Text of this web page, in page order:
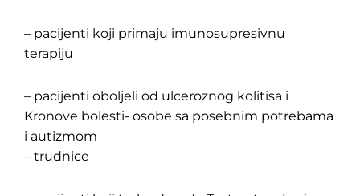
– pacijenti koji primaju imunosupresivnu
terapiju
– pacijenti oboljeli od ulceroznog kolitisa i
Kronove bolesti- osobe sa posebnim potrebama
i autizmom
– trudnice